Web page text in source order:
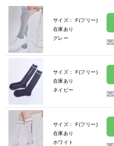
サイズ： F(フリー)
在庫あり
グレー
サイズ： F(フリー)
在庫あり
ネイビー
サイズ： F(フリー)
在庫あり
ホワイト